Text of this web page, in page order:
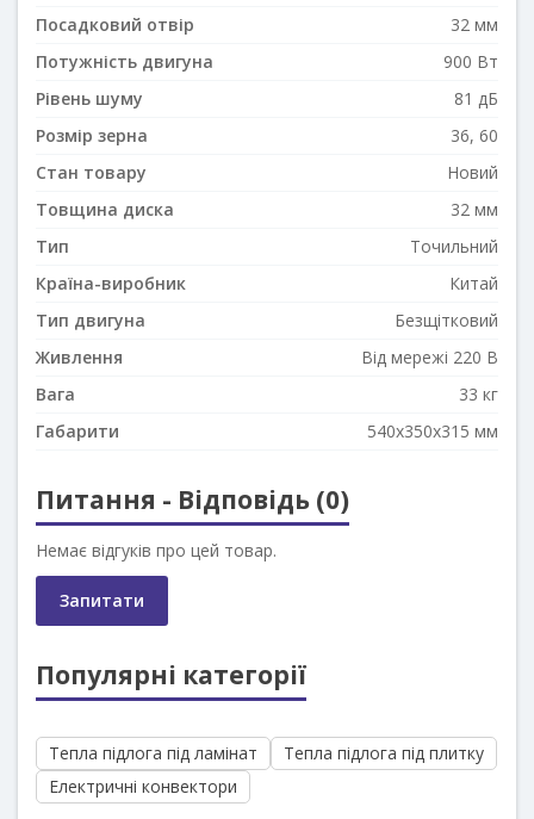
Посадковий отвір
32 мм
Потужність двигуна
900 Вт
Рівень шуму
81 дБ
Розмір зерна
36, 60
Стан товару
Новий
Товщина диска
32 мм
Тип
Точильний
Країна-виробник
Китай
Тип двигуна
Безщітковий
Живлення
Від мережі 220 В
Вага
33 кг
Габарити
540x350x315 мм
Питання - Відповідь (0)
Немає відгуків про цей товар.
Запитати
Популярні категорії
Тепла підлога під ламінат
Тепла підлога під плитку
Електричні конвектори